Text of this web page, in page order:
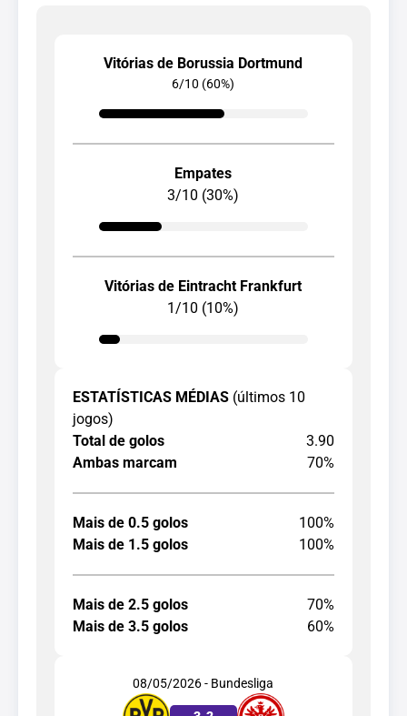
Vitórias de Borussia Dortmund
6/10 (60%)
Empates
3/10 (30%)
Vitórias de Eintracht Frankfurt
1/10 (10%)
ESTATÍSTICAS MÉDIAS (últimos 10
jogos)
Total de golos
3.90
Ambas marcam
70%
Mais de 0.5 golos
100%
Mais de 1.5 golos
100%
Mais de 2.5 golos
70%
Mais de 3.5 golos
60%
08/05/2026 - Bundesliga